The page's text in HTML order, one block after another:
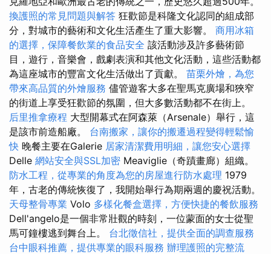
換護照的常見問題與解答 狂歡節是科隆文化認同的組成部
分，對城市的藝術和文化生活產生了重大影響。 商用冰箱
的選擇，保障餐飲業的食品安全 該活動涉及許多藝術節
目，遊行，音樂會，戲劇表演和其他文化活動，這些活動都
為這座城市的豐富文化生活做出了貢獻。 苗栗外燴，為您
帶來高品質的外燴服務 儘管遊客大多在聖馬克廣場和狹窄
的街道上享受狂歡節的氛圍，但大多數活動都不在街上。
后里推拿療程 大型開幕式在阿森萊（Arsenale）舉行，這
是該市前造船廠。 台南搬家，讓你的搬遷過程變得輕鬆愉
快 晚餐主要在Galerie 居家清潔費用明細，讓您安心選擇
Delle 網站安全與SSL加密 Meaviglie（奇蹟畫廊）組織。
防水工程，從專業的角度為您的房屋進行防水處理 1979
年，古老的傳統恢復了，我開始舉行為期兩週的慶祝活動。
天母整骨專業 Volo 多樣化餐盒選擇，方便快捷的餐飲服務
Dell'angelo是一個非常壯觀的時刻，一位蒙面的女士從聖
馬可鐘樓逃到舞台上。 台北徵信社，提供全面的調查服務
台中眼科推薦，提供專業的眼科服務 辦理護照的完整流